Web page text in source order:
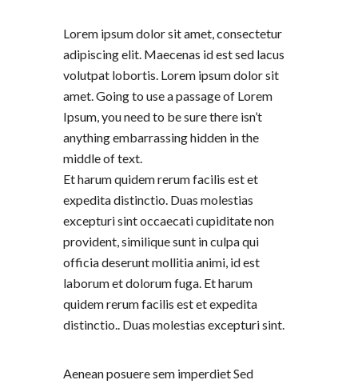
Lorem ipsum dolor sit amet, consectetur
adipiscing elit. Maecenas id est sed lacus
volutpat lobortis. Lorem ipsum dolor sit
amet. Going to use a passage of Lorem
Ipsum, you need to be sure there isn’t
anything embarrassing hidden in the
middle of text.
Et harum quidem rerum facilis est et
expedita distinctio. Duas molestias
excepturi sint occaecati cupiditate non
provident, similique sunt in culpa qui
officia deserunt mollitia animi, id est
laborum et dolorum fuga. Et harum
quidem rerum facilis est et expedita
distinctio.. Duas molestias excepturi sint.
Aenean posuere sem imperdiet Sed